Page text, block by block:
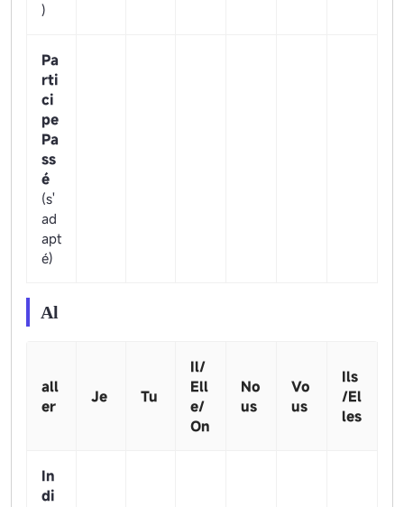
)
Pa
rti
ci
pe
Pa
ss
é
(s'
ad
apt
é)
Al
all
er
Je Tu
Il/
Ell
e/
On
No
us
Vo
us
Ils
/El
les
In
di